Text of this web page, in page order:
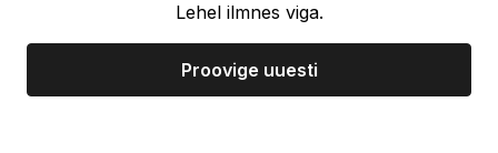
Lehel ilmnes viga.
Proovige uuesti